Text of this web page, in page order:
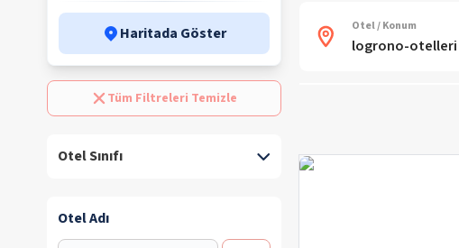
Haritada Göster
Tüm Filtreleri Temizle
Otel Sınıfı
Otel Adı
Otel / Konum